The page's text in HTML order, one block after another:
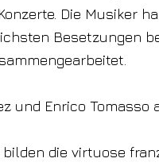
Die Musiker
Besetzungen
und Enrico Tomasso
bilden die virtuose